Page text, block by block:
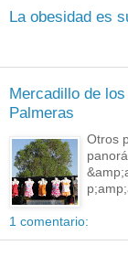
La obesidad es
Mercadillo de
Palmeras
Otros
1 comentario: